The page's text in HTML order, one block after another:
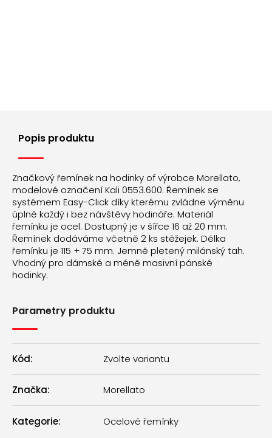
Popis produktu
Značkový řemínek na hodinky of výrobce Morellato,
modelové označení Kali 0553.600. Řemínek se
systémem Easy-Click díky kterému zvládne výměnu
úplně každý i bez návštěvy hodináře. Materiál
řemínku je ocel. Dostupný je v šířce 16 až 20 mm.
Řemínek dodáváme včetně 2 ks stěžejek. Délka
řemínku je 115 + 75 mm. Jemně pletený milánský tah.
Vhodný pro dámské a méně masivní pánské
hodinky.
Parametry produktu
Kód: Zvolte variantu
Značka: Morellato
Kategorie: Ocelové řemínky